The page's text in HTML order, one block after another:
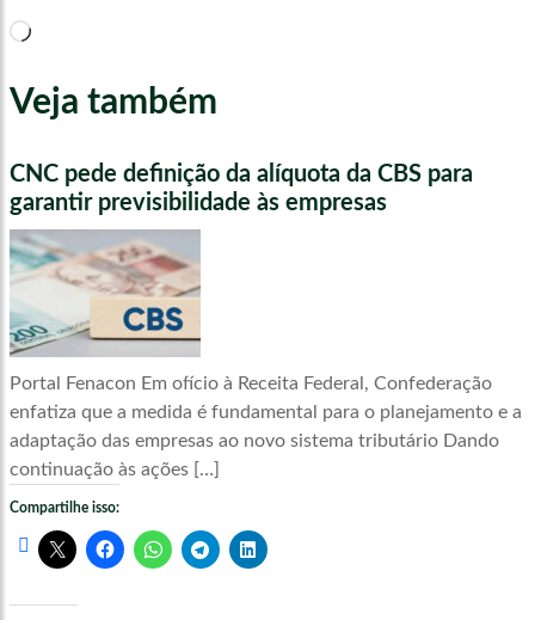
Carregando...
Veja também
CNC pede definição da alíquota da CBS para
garantir previsibilidade às empresas
Portal Fenacon Em ofício à Receita Federal, Confederação
enfatiza que a medida é fundamental para o planejamento e a
adaptação das empresas ao novo sistema tributário Dando
continuação às ações […]
Compartilhe isso: